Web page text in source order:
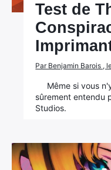
Test de
Par Benjamin Barois ,
Même si vous
sûrement entendu
Studios.